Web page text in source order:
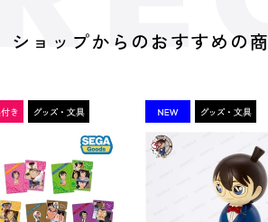
ショップからのおすすめの